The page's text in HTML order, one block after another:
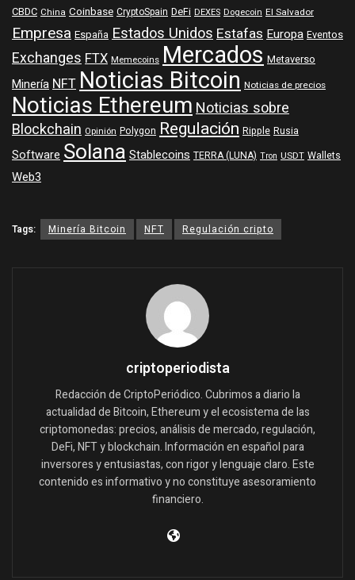
CBDC China Coinbase CryptoSpain DeFi DEXES Dogecoin El Salvador
Empresa España Estados Unidos Estafas Europa Eventos
Exchanges FTX Memecoins Mercados Metaverso
MineríaNFTNoticias Bitcoin Noticias de precios
Noticias EthereumNoticias sobre
Blockchain Opinión Polygon Regulación Ripple Rusia
Software SolanaStablecoins TERRA (LUNA) Tron USDT Wallets
Web3
Tags: Minería Bitcoin NFT Regulación cripto
criptoperiodista
Redacción de CriptoPeriódico. Cubrimos a diario la
actualidad de Bitcoin, Ethereum y el ecosistema de las
criptomonedas: precios, análisis de mercado, regulación,
DeFi, NFT y blockchain. Información en español para
inversores y entusiastas, con rigor y lenguaje claro. Este
contenido es informativo y no constituye asesoramiento
financiero.